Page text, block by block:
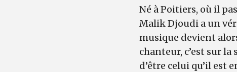
Né à Poitiers, où il
Malik Djoudi a un
musique devient
chanteur, c’est sur
d’être celui qu’il est